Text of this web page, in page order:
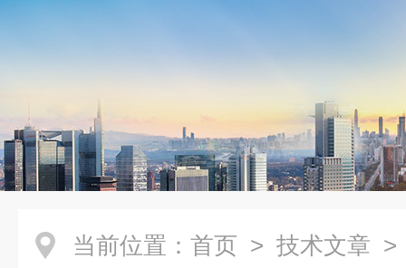
当前位置： 首页 > 技术文章 >